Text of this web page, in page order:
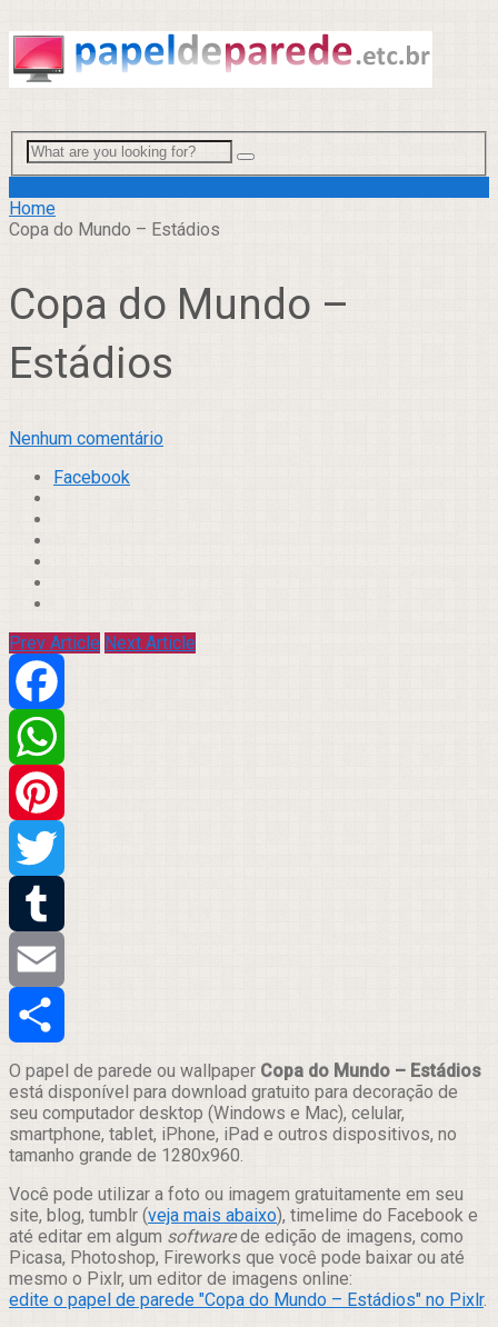
Home
Copa do Mundo – Estádios
Copa do Mundo –
Estádios
Nenhum comentário
Facebook
Prev Article Next Article
Facebook
WhatsApp
Pinterest
Twitter
Tumblr
Email
Compartilhar
O papel de parede ou wallpaper Copa do Mundo – Estádios
está disponível para download gratuito para decoração de
seu computador desktop (Windows e Mac), celular,
smartphone, tablet, iPhone, iPad e outros dispositivos, no
tamanho grande de 1280x960.
Você pode utilizar a foto ou imagem gratuitamente em seu
site, blog, tumblr (veja mais abaixo), timelime do Facebook e
até editar em algum softwarede edição de imagens, como
Picasa, Photoshop, Fireworks que você pode baixar ou até
mesmo o Pixlr, um editor de imagens online:
edite o papel de parede "Copa do Mundo – Estádios" no Pixlr.